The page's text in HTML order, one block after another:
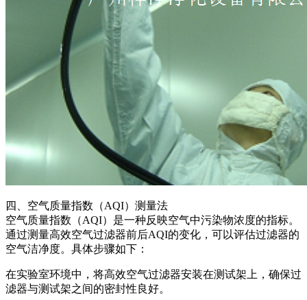
四、空气质量指数（AQI）测量法
空气质量指数（AQI）是一种反映空气中污染物浓度的指标。
通过测量高效空气过滤器前后AQI的变化，可以评估过滤器的
空气洁净度。具体步骤如下：
在实验室环境中，将高效空气过滤器安装在测试架上，确保过
滤器与测试架之间的密封性良好。